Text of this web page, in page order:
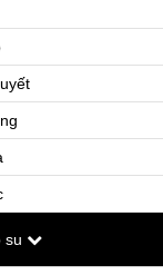
su
phục vụ bạn!
tôi sẽ gọi lại ngay